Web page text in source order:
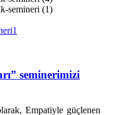
seminerimizi
Empatiyle güçlenen